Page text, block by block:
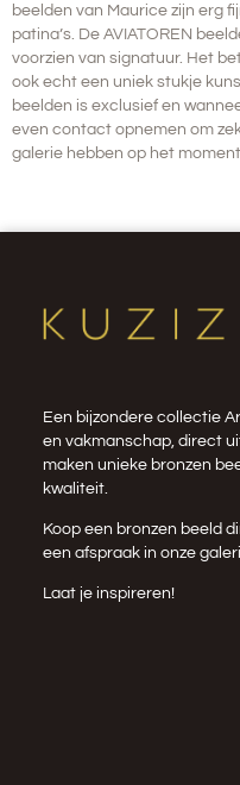
beelden van Maurice zijn erg
patina’s. De AVIATOREN
voorzien van signatuur. Het
ook echt een uniek stukje
beelden is exclusief en
even contact opnemen om
galerie hebben op het
Een bijzondere collectie
en vakmanschap, direct
maken unieke bronzen
kwaliteit.
Koop een bronzen beeld
een afspraak in onze
Laat je inspireren!